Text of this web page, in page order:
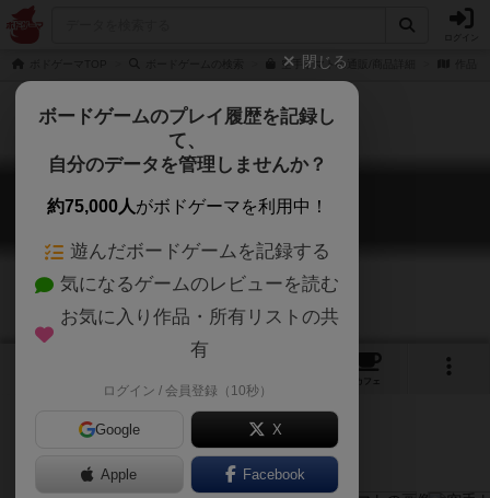
空手トマトの通販/商品詳細
空手トマト
Karate Tomate
カフェ
閉じる
ボードゲームのプレイ履歴を記録し
て、
自分のデータを管理しませんか？
約75,000人がボドゲーマを利用中！
遊んだボードゲームを記録する
気になるゲームのレビューを読む
お気に入り作品・所有リストの共
有
ログイン / 会員登録（10秒）
Google X
Apple Facebook